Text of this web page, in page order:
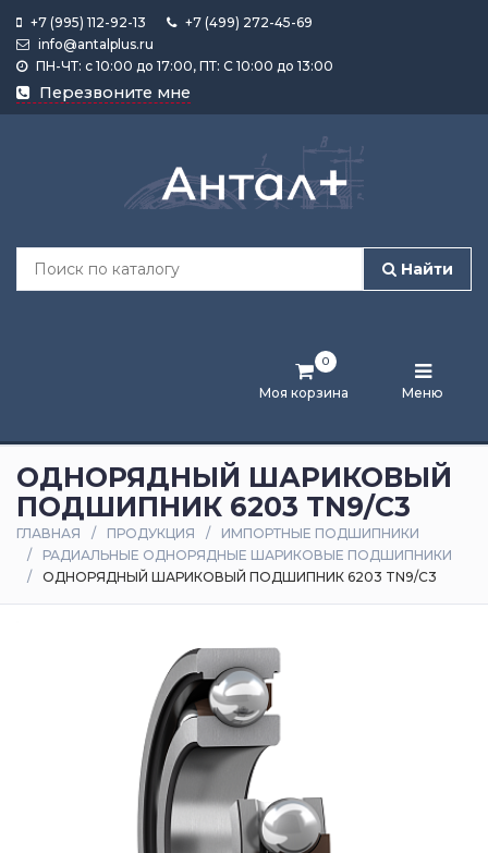
+7 (995) 112-92-13
+7 (499) 272-45-69
info@antalplus.ru
ПН-ЧТ: с 10:00 до 17:00, ПТ: С 10:00 до 13:00
Перезвоните мне
Найти
Моя корзина
0
Меню
Каталог
продукции
Лента
и
статьи
Оплата
доставка
ОДНОРЯДНЫЙ ШАРИКОВЫЙ
ПОДШИПНИК 6203 TN9/C3
ГЛАВНАЯ ПРОДУКЦИЯ
ИМПОРТНЫЕ ПОДШИПНИКИ
РАДИАЛЬНЫЕ ОДНОРЯДНЫЕ ШАРИКОВЫЕ ПОДШИПНИКИ
ОДНОРЯДНЫЙ ШАРИКОВЫЙ ПОДШИПНИК 6203 TN9/C3